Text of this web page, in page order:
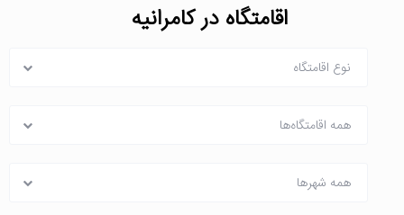
اقامتگاه در کامرانیه
نوع اقامتگاه
همه اقامتگاه‌ها
همه شهرها